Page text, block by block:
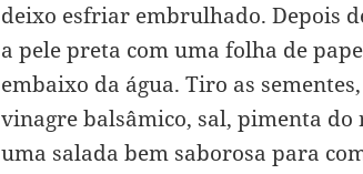
deixo esfriar embrulhado. Depois
a pele preta com uma folha de
embaixo da água. Tiro as
vinagre balsâmico, sal, pimenta do
uma salada bem saborosa para